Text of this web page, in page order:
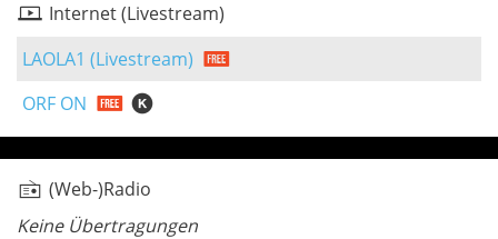
Internet (Livestream)
LAOLA1 (Livestream)
ORF ON
(Web-)Radio
Keine Übertragungen